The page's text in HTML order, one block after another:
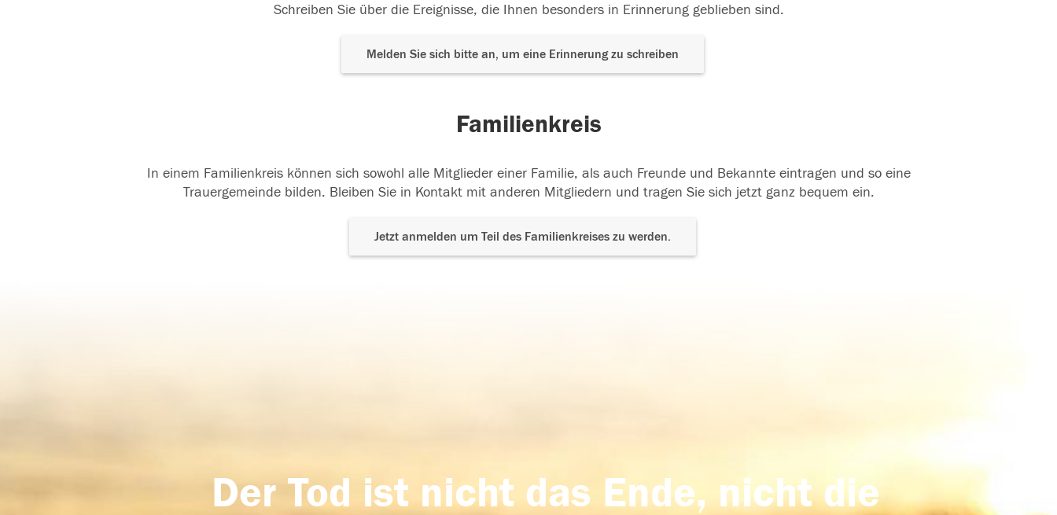
Schreiben Sie über die Ereignisse, die Ihnen besonders in Erinnerung geblieben sind.
Melden Sie sich bitte an, um eine Erinnerung zu schreiben
Familienkreis
In einem Familienkreis können sich sowohl alle Mitglieder einer Familie, als auch Freunde und Bekannte eintragen und so eine
Trauergemeinde bilden. Bleiben Sie in Kontakt mit anderen Mitgliedern und tragen Sie sich jetzt ganz bequem ein.
Jetzt anmelden um Teil des Familienkreises zu werden.
Der Tod ist nicht das Ende, nicht die